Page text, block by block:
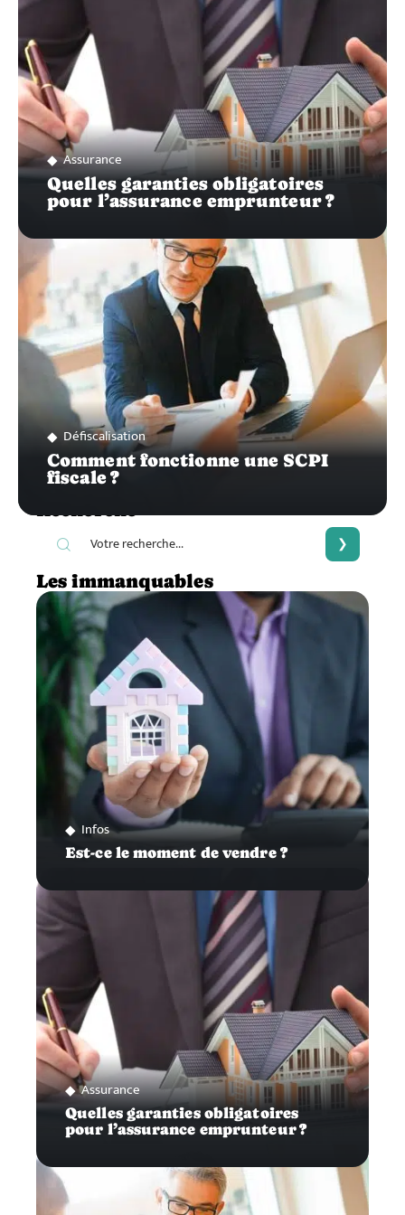
Assurance
Quelles garanties obligatoires
pour l’assurance emprunteur ?
Défiscalisation
Comment fonctionne une SCPI
fiscale ?
Recherche
Les immanquables
Infos
Est-ce le moment de vendre ?
Assurance
Quelles garanties obligatoires
pour l’assurance emprunteur ?